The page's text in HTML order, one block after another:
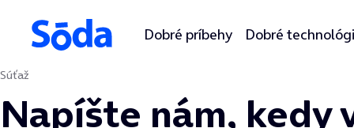
Preskočiť na obsah
Dobré príbehy Dobré
Súťaž
Napíšte nám, kedy